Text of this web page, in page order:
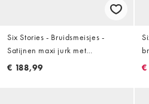
Six Stories - Bruidsmeisjes -
Satijnen maxi jurk met
gedrapeerde halslijn en V-
€ 188,99
€